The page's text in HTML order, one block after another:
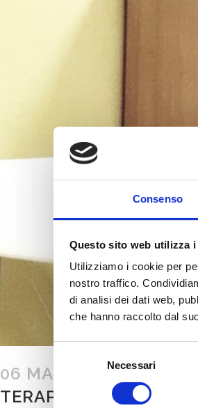
Consenso
Questo sito web utilizza
Utilizziamo i cookie per
nostro traffico.
di analisi dei dati web,
che hanno raccolto dal
Selezione
Necessari
06 MAG
DSSA LAURA
TERAPIA DEL DOLORE